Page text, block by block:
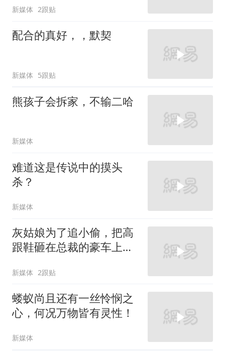
新媒体 2跟贴
配合的真好，，默契
新媒体 5跟贴
熊孩子会拆家，不输二哈
新媒体
难道这是传说中的摸头
杀？
新媒体
灰姑娘为了追小偷，把高
跟鞋砸在总裁的豪车上，
新媒体 2跟贴
蝼蚁尚且还有一丝怜悯之
心，何况万物皆有灵性！
新媒体